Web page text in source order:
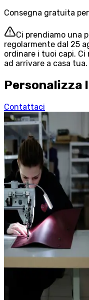
Consegna gratuita
Ci prendiamo una
regolarmente dal 25
ordinare i tuoi capi.
ad arrivare a casa
Personalizza
Contattaci